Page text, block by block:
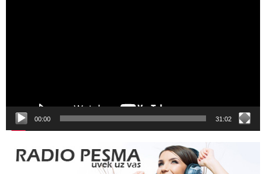
00:00 31:02